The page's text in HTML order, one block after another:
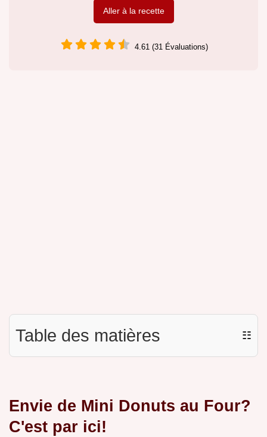
Aller à la recette
4.61 (31 Évaluations)
Table des matières ☷
Envie de Mini Donuts au Four?
C'est par ici!